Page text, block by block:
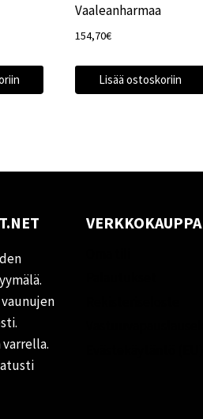
Vaaleanharmaa
154,70€
Lisää ostoskoriin
varrella.
VERKKOKAUPPA